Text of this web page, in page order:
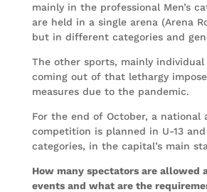
mainly in the professional Men’s
are held in a single arena (Arena
but in different categories and
The other sports, mainly individual
coming out of that lethargy
measures due to the pandemic.
For the end of October, a national
competition is planned in U-13 and
categories, in the capital’s main
How many spectators are allowed
events and what are the